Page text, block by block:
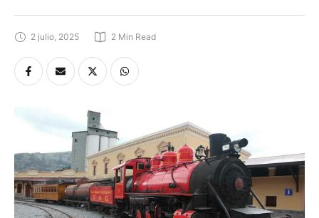
2 julio, 2025 2 Min Read